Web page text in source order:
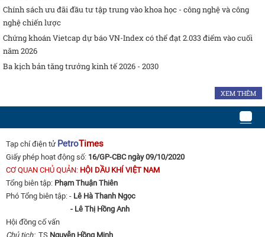
Chính sách ưu đãi đầu tư tập trung vào khoa học - công nghệ và công
nghệ chiến lược
Chứng khoán Vietcap dự báo VN-Index có thể đạt 2.033 điểm vào cuối
năm 2026
Ba kịch bản tăng trưởng kinh tế 2026 - 2030
XEM THÊM
Tạp chí điện tử PetroTimes
Giấy phép hoạt động số: 16/GP-CBC ngày 09/10/2020
CƠ QUAN CHỦ QUẢN: HỘI DẦU KHÍ VIỆT NAM
Tổng biên tập: Phạm Thuận Thiên
Phó Tổng biên tập: - Lê Hà Thanh Ngọc
- Lê Thị Hồng Anh
Hội đồng cố vấn
Chủ tịch:TS Nguyễn Hồng Minh